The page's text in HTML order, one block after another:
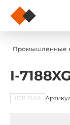
Промышленные
I-7188XG
ICP DAS